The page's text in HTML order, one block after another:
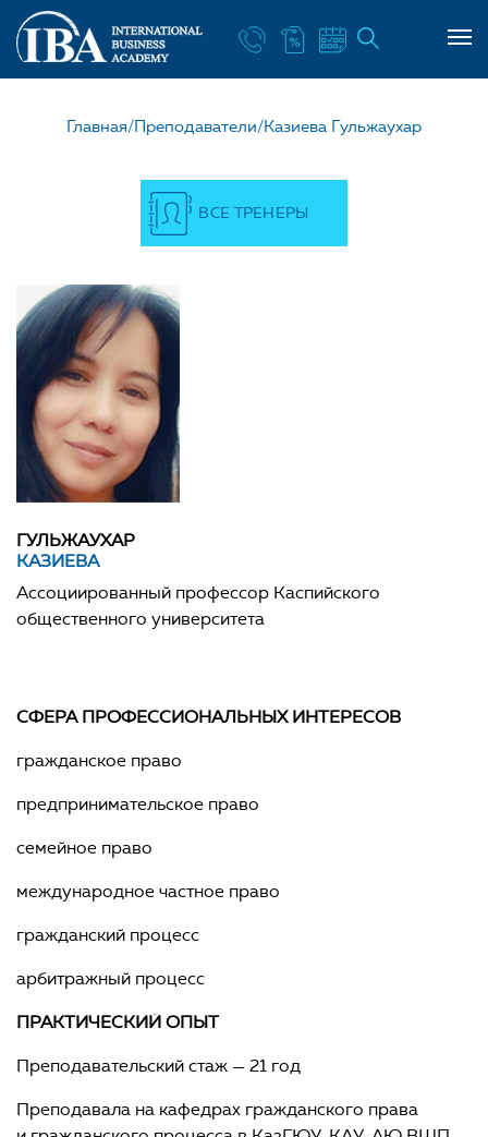
НАШ УЧИТЕЛЬ
Главная/Преподаватели/Казиева Гульжаухар
ВСЕ ТРЕНЕРЫ
ГУЛЬЖАУХАР
КАЗИЕВА
Ассоциированный профессор Каспийского
общественного университета
СФЕРА ПРОФЕССИОНАЛЬНЫХ ИНТЕРЕСОВ
гражданское право
предпринимательское право
семейное право
международное частное право
гражданский процесс
арбитражный процесс
ПРАКТИЧЕСКИЙ ОПЫТ
Преподавательский стаж — 21 год
Преподавала на кафедрах гражданского права